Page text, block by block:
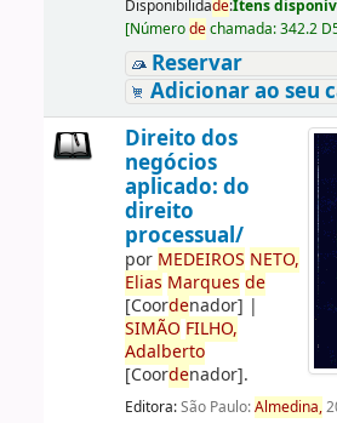
Disponibilidade:Itens
[Númerodechamada:342.2
Reservar
Adicionar ao seu
Direito dos
negócios
aplicado: do
direito
processual/
por MEDEIROS NETO,
Elias Marques de
[Coordenador] |
SIMÃO FILHO,
Adalberto
[Coordenador].
Editora:São Paulo:Almedina,